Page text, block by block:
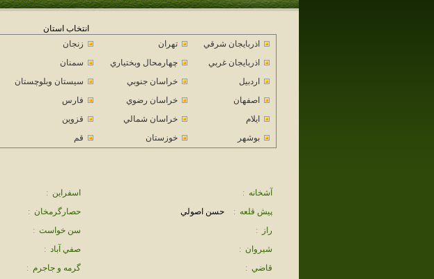
انتخاب استان
اذربايجان شرقي
تهران زنجان
اذربايجان غربي
چهارمحال وبختياري سمنان
اردبيل
خراسان جنوبي سيستان وبلوچستان
اصفهان
خراسان رضوي فارس
ايلام
خراسان شمالي قزوين
بوشهر
خوزستان قم
آشخانه : اسفراين :
پيش قلعه : حسن اصولي حصارگرمخان :
راز
: سن خواست :
شيروان : صفي آباد :
قاضي : گرمه و جاجرم :